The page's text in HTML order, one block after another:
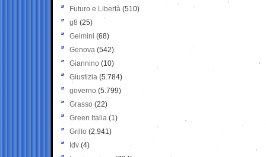
Futuro e Libertà (510)
g8 (25)
Gelmini (68)
Genova (542)
Giannino (10)
Giustizia (5.784)
governo (5.799)
Grasso (22)
Green Italia (1)
Grillo (2.941)
Idv (4)